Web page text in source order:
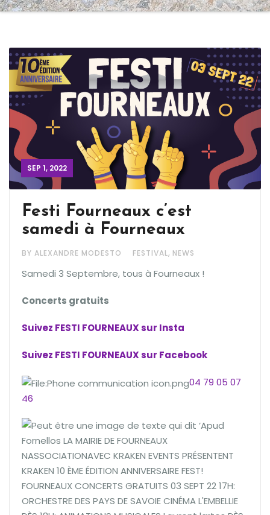
SEP 1, 2022
Festi Fourneaux c’est
samedi à Fourneaux
BY ALEXANDRE MODESTO FESTIVAL, NEWS
Samedi 3 Septembre, tous à Fourneaux !
Concerts gratuits
Suivez FESTI FOURNEAUX sur Insta
Suivez FESTI FOURNEAUX sur Facebook
04 79 05 07
46